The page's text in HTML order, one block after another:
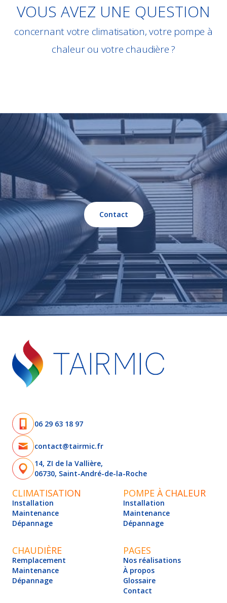
VOUS AVEZ UNE QUESTION
concernant votre climatisation, votre pompe à
chaleur ou votre chaudière ?
Contact
06 29 63 18 97
contact@tairmic.fr
14, ZI de la Vallière,
06730, Saint-André-de-la-Roche
CLIMATISATION
Installation
Maintenance
Dépannage
POMPE À CHALEUR
Installation
Maintenance
Dépannage
CHAUDIÈRE
Remplacement
Maintenance
Dépannage
PAGES
Nos réalisations
À propos
Glossaire
Contact